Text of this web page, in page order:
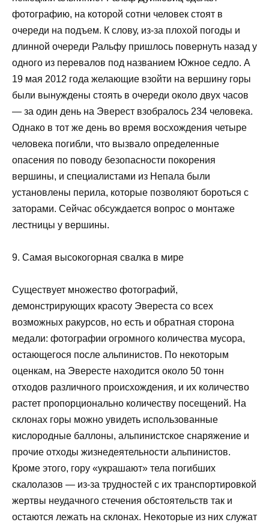
фотографию, на которой сотни человек стоят в
очереди на подъем. К слову, из-за плохой погоды и
длинной очереди Ральфу пришлось повернуть назад у
одного из перевалов под названием Южное седло. А
19 мая 2012 года желающие взойти на вершину горы
были вынуждены стоять в очереди около двух часов
— за один день на Эверест взобралось 234 человека.
Однако в тот же день во время восхождения четыре
человека погибли, что вызвало определенные
опасения по поводу безопасности покорения
вершины, и специалистами из Непала были
установлены перила, которые позволяют бороться с
заторами. Сейчас обсуждается вопрос о монтаже
лестницы у вершины.
9. Самая высокогорная свалка в мире
Существует множество фотографий,
демонстрирующих красоту Эвереста со всех
возможных ракурсов, но есть и обратная сторона
медали: фотографии огромного количества мусора,
остающегося после альпинистов. По некоторым
оценкам, на Эвересте находится около 50 тонн
отходов различного происхождения, и их количество
растет пропорционально количеству посещений. На
склонах горы можно увидеть использованные
кислородные баллоны, альпинистское снаряжение и
прочие отходы жизнедеятельности альпинистов.
Кроме этого, гору «украшают» тела погибших
скалолазов — из-за трудностей с их транспортировкой
жертвы неудачного стечения обстоятельств так и
остаются лежать на склонах. Некоторые из них служат